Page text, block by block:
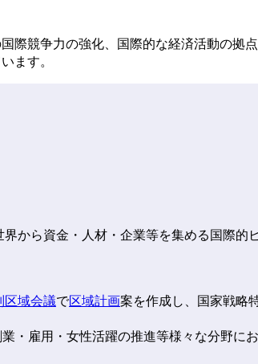
際競争力の強化、国際的な経済活動の拠
ます。
から資金・人材・企業等を集める国際的
区域会議で区域計画案を作成し、国家戦略
・雇用・女性活躍の推進等様々な分野